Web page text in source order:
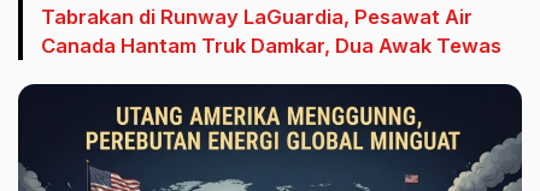
Tabrakan di Runway LaGuardia, Pesawat Air
Canada Hantam Truk Damkar, Dua Awak Tewas